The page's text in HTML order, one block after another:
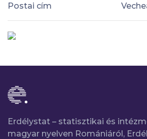
Postai cím
Erdélystat – statisztikai és
magyar nyelven Romániáról,